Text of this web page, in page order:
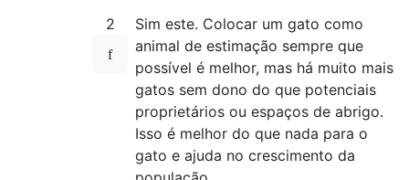
2
Sim este. Colocar um gato como
animal de estimação sempre que
possível é melhor, mas há muito mais
gatos sem dono do que potenciais
proprietários ou espaços de abrigo.
Isso é melhor do que nada para o
gato e ajuda no crescimento da